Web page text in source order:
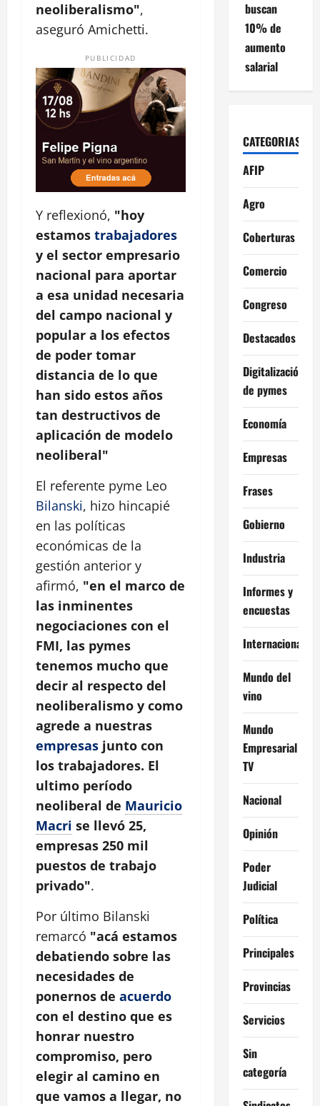
neoliberalismo",
aseguró Amichetti.
PUBLICIDAD
Y reflexionó, "hoy
estamos trabajadores
y el sector empresario
nacional para aportar
a esa unidad necesaria
del campo nacional y
popular a los efectos
de poder tomar
distancia de lo que
han sido estos años
tan destructivos de
aplicación de modelo
neoliberal"
El referente pyme Leo
Bilanski, hizo hincapié
en las políticas
económicas de la
gestión anterior y
afirmó, "en el marco de
las inminentes
negociaciones con el
FMI, las pymes
tenemos mucho que
decir al respecto del
neoliberalismo y como
agrede a nuestras
empresas junto con
los trabajadores. El
ultimo período
neoliberal de Mauricio
Macri se llevó 25,
empresas 250 mil
puestos de trabajo
privado".
Por último Bilanski
remarcó "acá estamos
debatiendo sobre las
necesidades de
ponernos de acuerdo
con el destino que es
honrar nuestro
compromiso, pero
elegir al camino en
que vamos a llegar, no
buscan
10% de
aumento
salarial
CATEGORIAS
AFIP
Agro
Coberturas
Comercio
Congreso
Destacados
Digitalización
de pymes
Economía
Empresas
Frases
Gobierno
Industria
Informes y
encuestas
Internacional
Mundo del
vino
Mundo
Empresarial
TV
Nacional
Opinión
Poder
Judicial
Política
Principales
Provincias
Servicios
Sin
categoría